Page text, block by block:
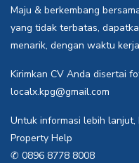
Maju & berkembang
yang tidak terbatas,
menarik, dengan waktu
Kirimkan CV Anda disertai
localx.kpg@gmail.com
Untuk informasi lebih lanjut,
Property Help
✆ 0896 8778 8008